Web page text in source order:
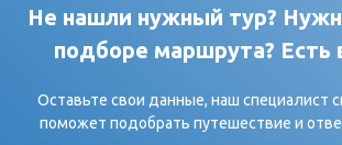
Не нашли нужный тур?
подборе маршрута? Есть
Оставьте свои данные, наш специалист
поможет подобрать путешествие и